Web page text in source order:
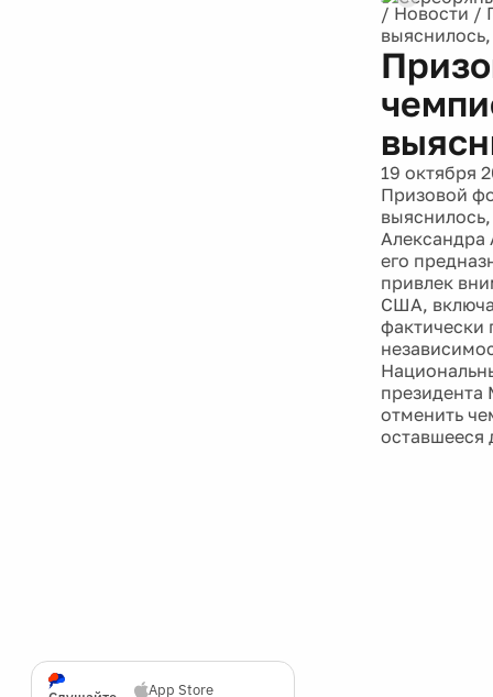
App Store
/ Новости /
19 октября
Призовой
Александра
его
привлек
США,
фактически
отменить
оставшееся